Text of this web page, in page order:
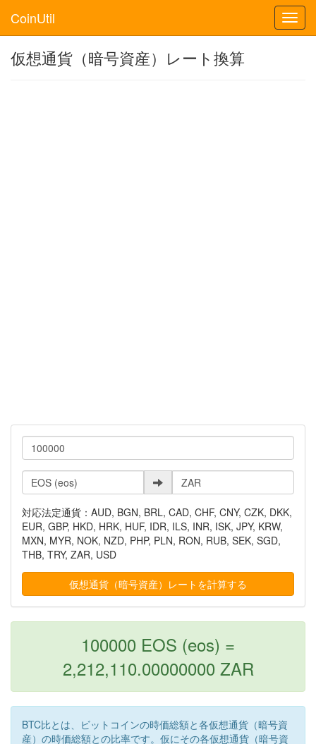
CoinUtil
仮想通貨（暗号資産）レート換算
対応法定通貨：AUD, BGN, BRL, CAD, CHF, CNY, CZK, DKK,
EUR, GBP, HKD, HRK, HUF, IDR, ILS, INR, ISK, JPY, KRW,
MXN, MYR, NOK, NZD, PHP, PLN, RON, RUB, SEK, SGD,
THB, TRY, ZAR, USD
100000 EOS (eos) =
2,212,110.00000000 ZAR
BTC比とは、ビットコインの時価総額と各仮想通貨（暗号資
産）の時価総額との比率です。仮にその各仮想通貨（暗号資